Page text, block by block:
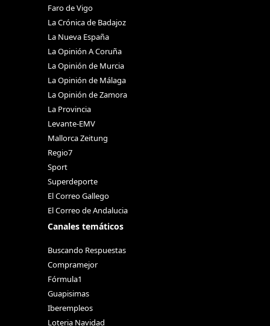
Faro de Vigo
La Crónica de Badajoz
La Nueva España
La Opinión A Coruña
La Opinión de Murcia
La Opinión de Málaga
La Opinión de Zamora
La Provincia
Levante-EMV
Mallorca Zeitung
Regio7
Sport
Superdeporte
El Correo Gallego
El Correo de Andalucia
Canales temáticos
Buscando Respuestas
Compramejor
Fórmula1
Guapisimas
Iberempleos
Loteria Navidad